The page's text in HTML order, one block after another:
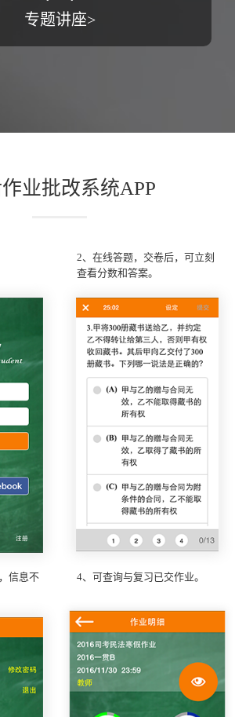
专题讲座>
业批改系统APP
2、在线答题，交卷后，可立刻
查看分数和答案。
信息不
4、可查询与复习已交作业。